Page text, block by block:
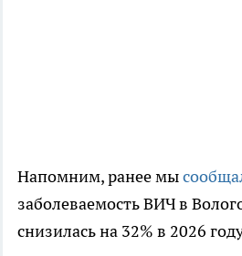
Напомним, ранее мы
заболеваемость ВИЧ в
снизилась на 32% в 2026